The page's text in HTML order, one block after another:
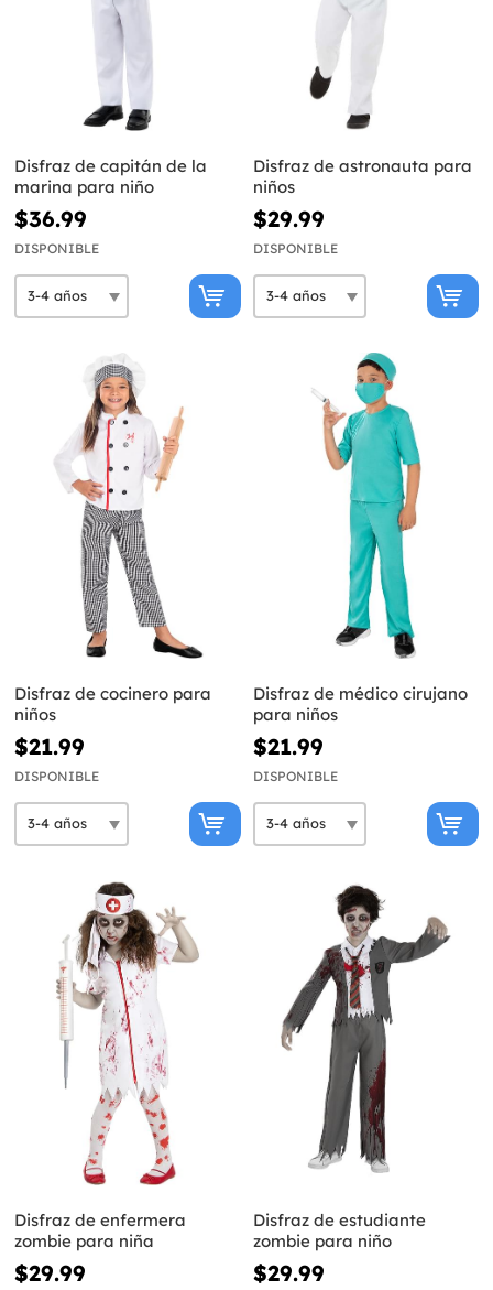
Disfraz de capitán de la
marina para niño
$36.99
DISPONIBLE
Disfraz de astronauta para
niños
$29.99
DISPONIBLE
Disfraz de cocinero para
niños
$21.99
DISPONIBLE
Disfraz de médico cirujano
para niños
$21.99
DISPONIBLE
Disfraz de enfermera
zombie para niña
$29.99
Disfraz de estudiante
zombie para niño
$29.99